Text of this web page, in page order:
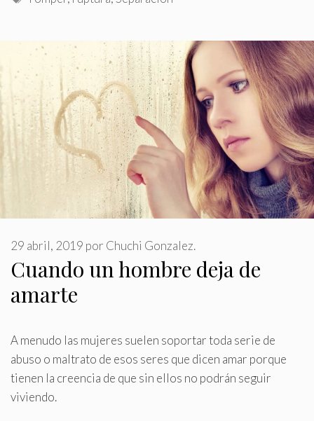
Cuando un hombre deja de
amarte
29 abril, 2019 por Chuchi Gonzalez.
A menudo las mujeres suelen soportar toda serie de
abuso o maltrato de esos seres que dicen amar porque
tienen la creencia de que sin ellos no podrán seguir
viviendo.